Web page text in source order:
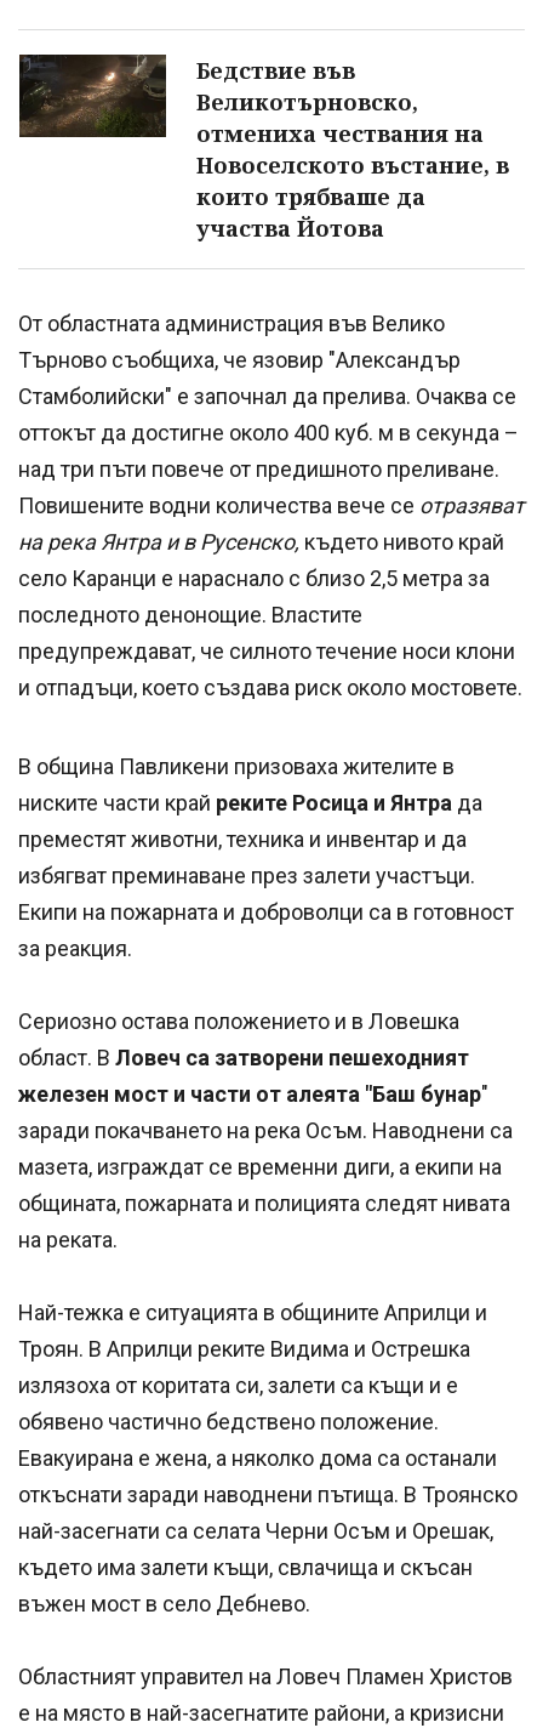
Бедствие във
Великотърновско,
отмениха чествания на
Новоселското въстание, в
които трябваше да
участва Йотова
От областната администрация във Велико
Търново съобщиха, че язовир "Александър
Стамболийски" е започнал да прелива. Очаква се
оттокът да достигне около 400 куб. м в секунда –
над три пъти повече от предишното преливане.
Повишените водни количества вече се отразяват
на река Янтра и в Русенско, където нивото край
село Каранци е нараснало с близо 2,5 метра за
последното денонощие. Властите
предупреждават, че силното течение носи клони
и отпадъци, което създава риск около мостовете.
В община Павликени призоваха жителите в
ниските части край реките Росица и Янтра да
преместят животни, техника и инвентар и да
избягват преминаване през залети участъци.
Екипи на пожарната и доброволци са в готовност
за реакция.
Сериозно остава положението и в Ловешка
област. В Ловеч са затворени пешеходният
железен мост и части от алеята "Баш бунар"
заради покачването на река Осъм. Наводнени са
мазета, изграждат се временни диги, а екипи на
общината, пожарната и полицията следят нивата
на реката.
Най-тежка е ситуацията в общините Априлци и
Троян. В Априлци реките Видима и Острешка
излязоха от коритата си, залети са къщи и е
обявено частично бедствено положение.
Евакуирана е жена, а няколко дома са останали
откъснати заради наводнени пътища. В Троянско
най-засегнати са селата Черни Осъм и Орешак,
където има залети къщи, свлачища и скъсан
въжен мост в село Дебнево.
Областният управител на Ловеч Пламен Христов
е на място в най-засегнатите райони, а кризисни